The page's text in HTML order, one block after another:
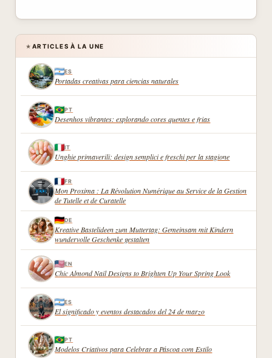
SEU
MATERIAL
DE
★ ARTICLES À LA UNE
ES
Portadas creativas para ciencias naturales
PT
Desenhos vibrantes: explorando cores quentes e frias
IT
Unghie primaverili: design semplici e freschi per la stagione
FR
Mon Proxima : La Révolution Numérique au Service de la Gestion
de Tutelle et de Curatelle
DE
Kreative Bastelideen zum Muttertag: Gemeinsam mit Kindern
wundervolle Geschenke gestalten
EN
Chic Almond Nail Designs to Brighten Up Your Spring Look
ES
El significado y eventos destacados del 24 de marzo
PT
Modelos Criativos para Celebrar a Páscoa com Estilo